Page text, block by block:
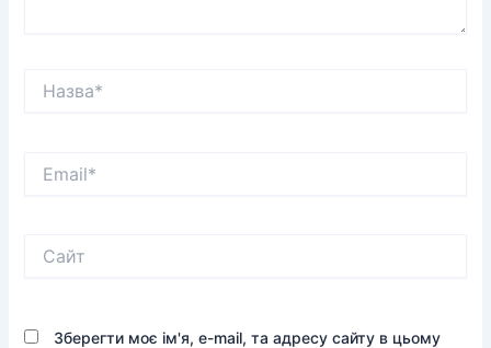
Зберегти моє ім'я, e-mail, та адресу сайту в цьому